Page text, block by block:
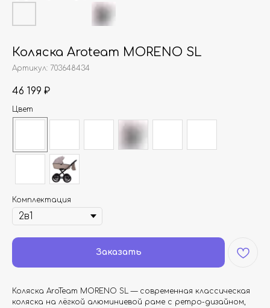
Коляска Aroteam MORENO SL
Артикул: 703648434
46 199 ₽
Цвет
Комплектация
Заказать
Коляска AroTeam MORENO SL — современная классическая
коляска на лёгкой алюминиевой раме с ретро-дизайном,